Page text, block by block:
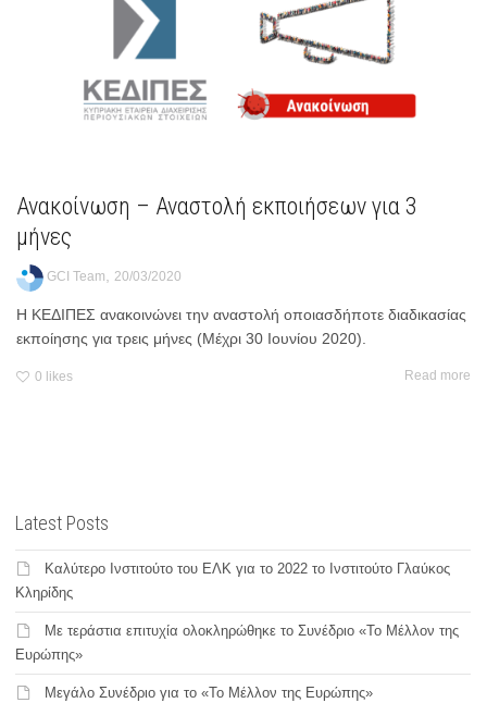
Ανακοίνωση – Αναστολή εκποιήσεων για 3
μήνες
GCI Team, 20/03/2020
Η ΚΕΔΙΠΕΣ ανακοινώνει την αναστολή οποιασδήποτε διαδικασίας
εκποίησης για τρεις μήνες (Μέχρι 30 Ιουνίου 2020).
0 likes Read more
Latest Posts
Καλύτερο Ινστιτούτο του ΕΛΚ για το 2022 το Ινστιτούτο Γλαύκος
Κληρίδης
Με τεράστια επιτυχία ολοκληρώθηκε το Συνέδριο «Το Μέλλον της
Ευρώπης»
Μεγάλο Συνέδριο για το «Το Μέλλον της Ευρώπης»